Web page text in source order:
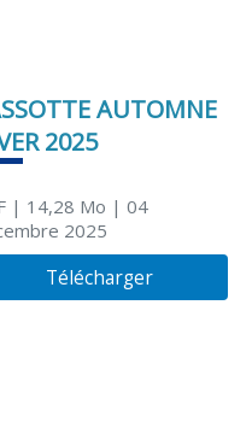
AUTOMNE
2025
| 14,28 Mo | 04
2025
Télécharger